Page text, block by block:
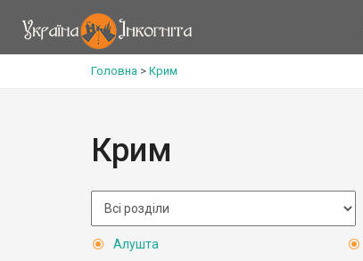
Головна > Крим
Крим
Алушта